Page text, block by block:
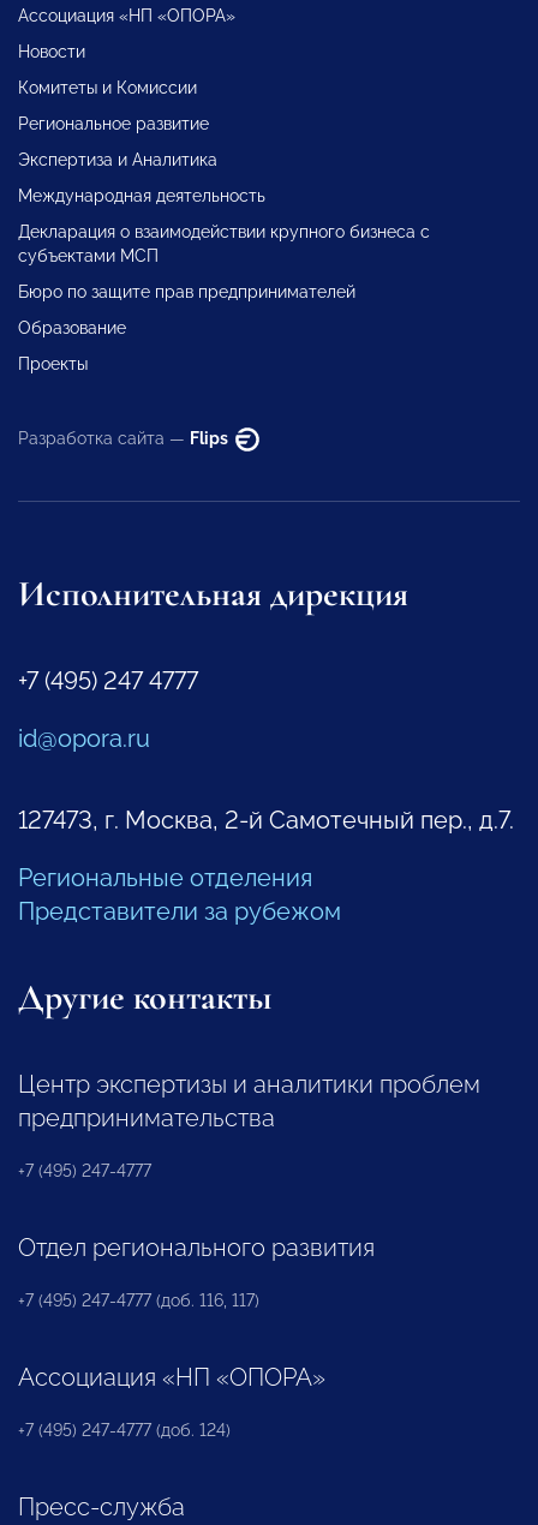
Ассоциация «НП «ОПОРА»
Новости
Комитеты и Комиссии
Региональное развитие
Экспертиза и Аналитика
Международная деятельность
Декларация о взаимодействии крупного бизнеса с
субъектами МСП
Бюро по защите прав предпринимателей
Образование
Проекты
Разработка сайта — Flips
Исполнительная дирекция
+7 (495) 247 4777
id@opora.ru
127473, г. Москва, 2-й Самотечный пер., д.7.
Региональные отделения
Представители за рубежом
Другие контакты
Центр экспертизы и аналитики проблем
предпринимательства
+7 (495) 247-4777
Отдел регионального развития
+7 (495) 247-4777 (доб. 116, 117)
Ассоциация «НП «ОПОРА»
+7 (495) 247-4777 (доб. 124)
Пресс-служба